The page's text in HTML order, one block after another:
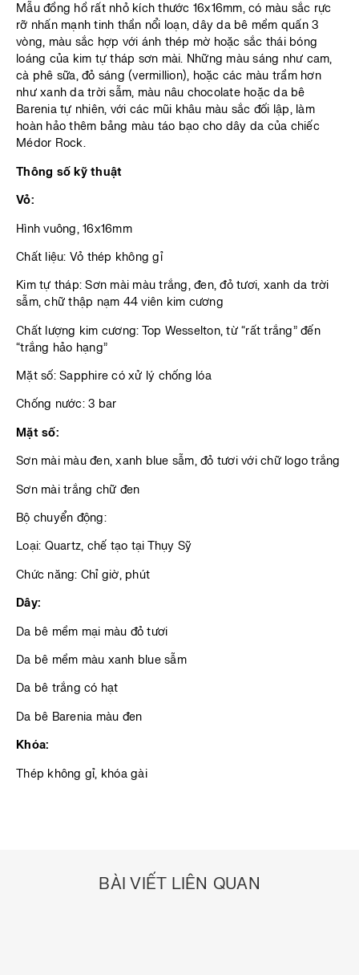
Mẫu đồng hồ rất nhỏ kích thước 16x16mm, có màu sắc rực
rỡ nhấn mạnh tinh thần nổi loạn, dây da bê mềm quấn 3
vòng, màu sắc hợp với ánh thép mờ hoặc sắc thái bóng
loáng của kim tự tháp sơn mài. Những màu sáng như cam,
cà phê sữa, đỏ sáng (vermillion), hoặc các màu trầm hơn
như xanh da trời sẫm, màu nâu chocolate hoặc da bê
Barenia tự nhiên, với các mũi khâu màu sắc đối lập, làm
hoàn hảo thêm bảng màu táo bạo cho dây da của chiếc
Médor Rock.
Thông số kỹ thuật
Vỏ:
Hình vuông, 16x16mm
Chất liệu: Vỏ thép không gỉ
Kim tự tháp: Sơn mài màu trắng, đen, đỏ tươi, xanh da trời
sẫm, chữ thập nạm 44 viên kim cương
Chất lượng kim cương: Top Wesselton, từ “rất trắng” đến
“trắng hảo hạng”
Mặt số: Sapphire có xử lý chống lóa
Chống nước: 3 bar
Mặt số:
Sơn mài màu đen, xanh blue sẫm, đỏ tươi với chữ logo trắng
Sơn mài trắng chữ đen
Bộ chuyển động:
Loại: Quartz, chế tạo tại Thụy Sỹ
Chức năng: Chỉ giờ, phút
Dây:
Da bê mềm mại màu đỏ tươi
Da bê mềm màu xanh blue sẫm
Da bê trắng có hạt
Da bê Barenia màu đen
Khóa:
Thép không gỉ, khóa gài
BÀI VIẾT LIÊN QUAN